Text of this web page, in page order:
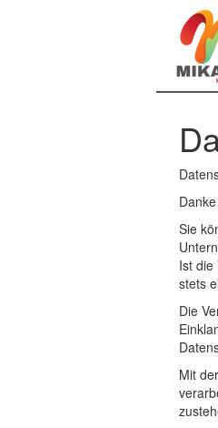
Sie
Ist
stets
Die
Mit